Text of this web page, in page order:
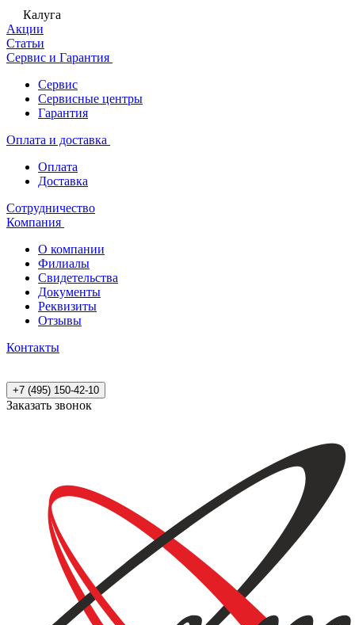
Калуга
Акции
Статьи
Сервис и Гарантия
Сервис
Сервисные центры
Гарантия
Оплата и доставка
Оплата
Доставка
Сотрудничество
Компания
О компании
Филиалы
Свидетельства
Документы
Реквизиты
Отзывы
Контакты
+7 (495) 150-42-10
Заказать звонок